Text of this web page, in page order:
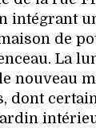
&
intégrant
de
La
nouveau
dont